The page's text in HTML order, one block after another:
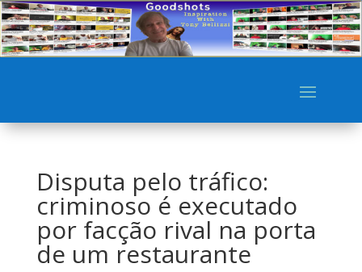
Disputa pelo tráfico:
criminoso é executado
por facção rival na porta
de um restaurante